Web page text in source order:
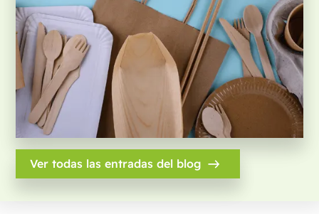
Ver todas las entradas del blog